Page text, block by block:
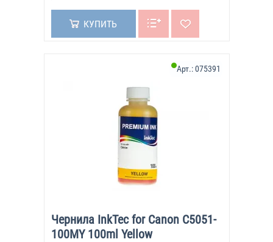
КУПИТЬ
Чернила InkTec for Canon C5051-
100MY 100ml Yellow
Арт.:075391